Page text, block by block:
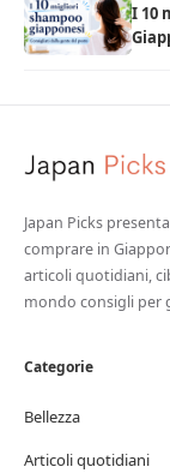
I 10
Japan Picks
comprare in
articoli quotidiani,
mondo consigli per
Categorie
Bellezza
Articoli quotidiani